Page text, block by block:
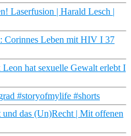
Laserfusion | Harald Lesch |
Corinnes Leben mit HIV I 37
hat sexuelle Gewalt erlebt I
#storyofmylife #shorts
das (Un)Recht | Mit offenen